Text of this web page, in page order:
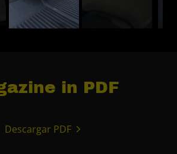
in PDF
Descargar PDF